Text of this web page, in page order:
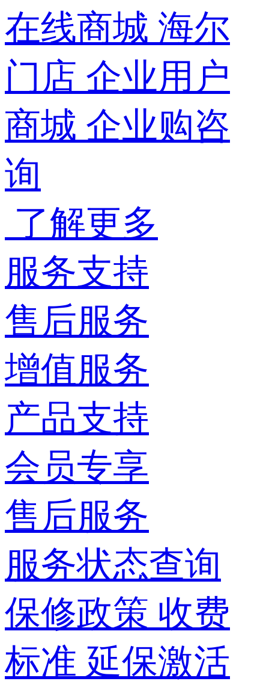
在线商城 海尔
门店 企业用户
商城 企业购咨
询
了解更多
服务支持
售后服务
增值服务
产品支持
会员专享
售后服务
服务状态查询
保修政策 收费
标准 延保激活